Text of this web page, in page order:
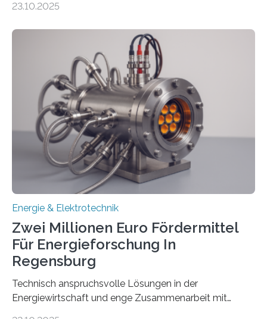
ermöglichen. Doch der dafür nötige Netzausbau hinkt
einem „Anschlussstau“. Die Stiftung
Umweltenergierecht hat den Rechtsrahmen in einem
neuen Bericht für die Praxis eingeordnet – inklusive der
Rolle von flexiblen Netzanschlussvereinbarungen. Der
Netzanschluss von Erneuerbare-Energien-Anlagen
(EE-Anlagen) ist entscheidend für die Energiewende.
Denn ohne Anschluss an das Netz kann kein Strom
eingespeist werden. Nach dem Erneuerbare-Energien-
Gesetz (EEG) sind Netzbetreiber…
23.10.2025
Energie & Elektrotechnik
Zwei Millionen Euro Fördermittel
Für Energieforschung In
Regensburg
Technisch anspruchsvolle Lösungen in der
Energiewirtschaft und enge Zusammenarbeit mit